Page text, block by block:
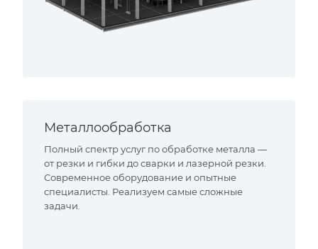
Металлообработка
Полный спектр услуг по обработке металла —
от резки и гибки до сварки и лазерной резки.
Современное оборудование и опытные
специалисты. Реализуем самые сложные
задачи.